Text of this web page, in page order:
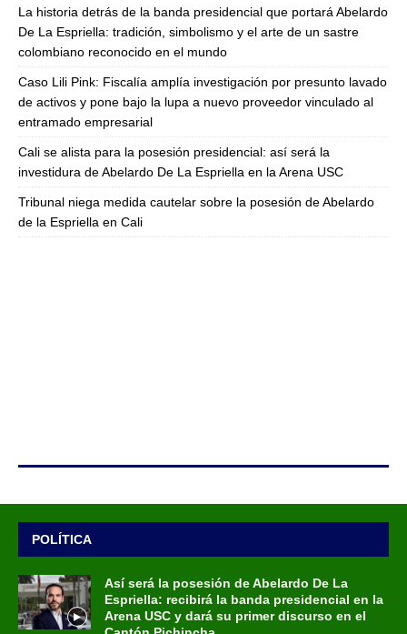
La historia detrás de la banda presidencial que portará Abelardo
De La Espriella: tradición, simbolismo y el arte de un sastre
colombiano reconocido en el mundo
Caso Lili Pink: Fiscalía amplía investigación por presunto lavado
de activos y pone bajo la lupa a nuevo proveedor vinculado al
entramado empresarial
Cali se alista para la posesión presidencial: así será la
investidura de Abelardo De La Espriella en la Arena USC
Tribunal niega medida cautelar sobre la posesión de Abelardo
de la Espriella en Cali
POLÍTICA
Así será la posesión de Abelardo De La
Espriella: recibirá la banda presidencial en la
Arena USC y dará su primer discurso en el